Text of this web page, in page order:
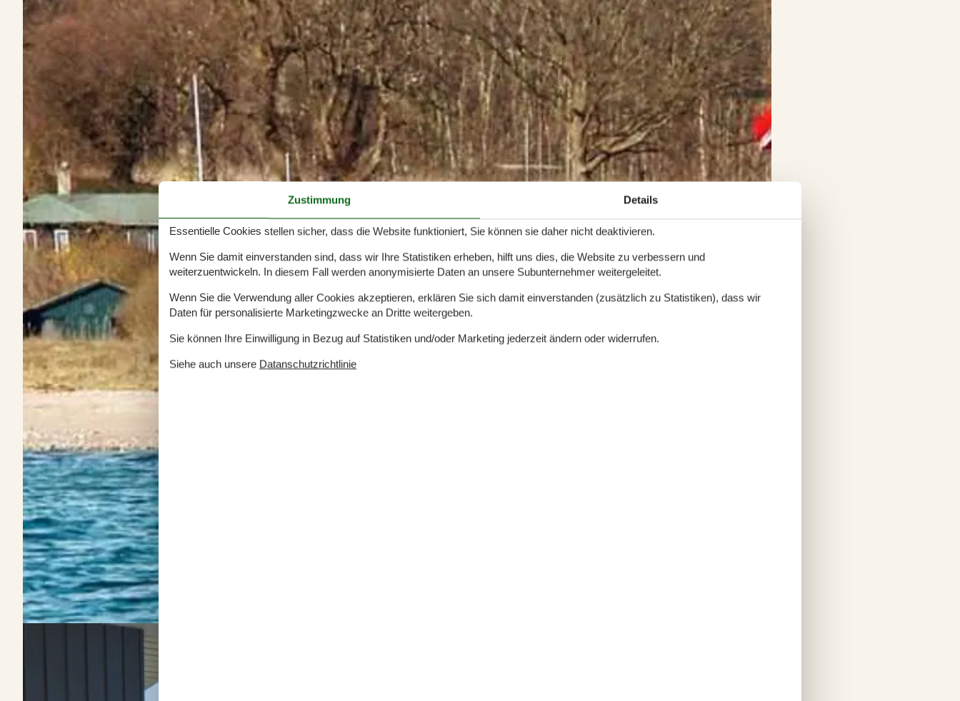
Vermietung von Ferienhäuser Assens
Die dänische Hafenstadt Assens ist ein beliebtes Familienreiseziel am Kleinen Belt auf der Insel Fünen in der Region Syddanmark. Die Ortschaft wurde im Jahr 1231
gegründet. Sie glänzt bis heute mit einem attraktiven Altstadtkern sowie abwechslungsreichen Ausflugszielen innerorts und in der Umgebung.
Zustimmung Details
Essentielle Cookies stellen sicher, dass die Website funktioniert, Sie können sie daher nicht deaktivieren.
Wenn Sie damit einverstanden sind, dass wir Ihre Statistiken erheben, hilft uns dies, die Website zu verbessern und
weiterzuentwickeln. In diesem Fall werden anonymisierte Daten an unsere Subunternehmer weitergeleitet.
Wenn Sie die Verwendung aller Cookies akzeptieren, erklären Sie sich damit einverstanden (zusätzlich zu Statistiken), dass wir
Daten für personalisierte Marketingzwecke an Dritte weitergeben.
Sie können Ihre Einwilligung in Bezug auf Statistiken und/oder Marketing jederzeit ändern oder widerrufen.
Siehe auch unsere Datanschutzrichtlinie